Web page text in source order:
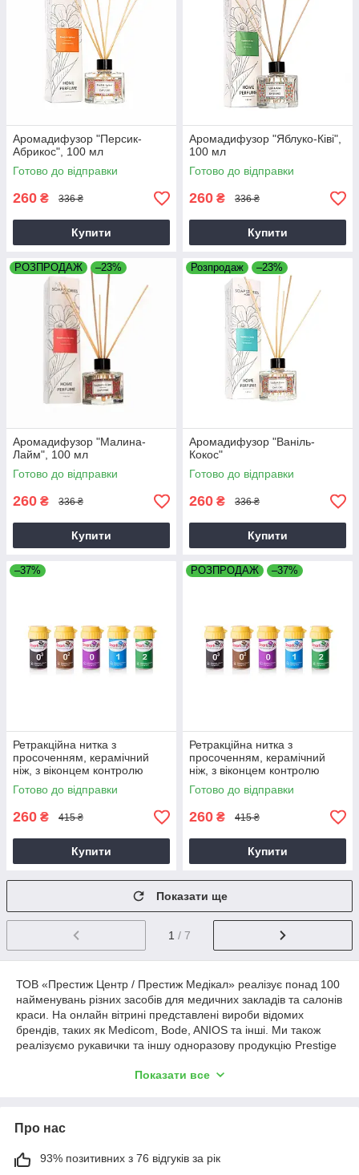
Аромадифузор "Персик-
Абрикос", 100 мл
Готово до відправки
260 ₴ 336 ₴
Купити
Аромадифузор "Яблуко-Ківі",
100 мл
Готово до відправки
260 ₴ 336 ₴
Купити
РОЗПРОДАЖ –23%
Аромадифузор "Малина-
Лайм", 100 мл
Готово до відправки
260 ₴ 336 ₴
Купити
Розпродаж –23%
Аромадифузор "Ваніль-
Кокос"
Готово до відправки
260 ₴ 336 ₴
Купити
–37%
Ретракційна нитка з
просоченням, керамічний
ніж, з віконцем контролю
залишку та лінійкою
Smartcord EASTDENT
Готово до відправки
260 ₴ 415 ₴
Купити
РОЗПРОДАЖ –37%
Ретракційна нитка з
просоченням, керамічний
ніж, з віконцем контролю
залишку та лінійкою
Smartcord EASTDENT
Готово до відправки
260 ₴ 415 ₴
Купити
Показати ще
1 / 7
ТОВ «Престиж Центр / Престиж Медікал» реалізує понад 100
найменувань різних засобів для медичних закладів та салонів
краси. На онлайн вітрині представлені вироби відомих
брендів, таких як Medicom, Bode, ANIOS та інші. Ми також
реалізуємо рукавички та іншу одноразову продукцію Prestige
власних сучасних потужностях виробництва, тому
Реалізуємо різні товари, які дозволяють зробити процес
комфортним та безпечним. Представлена одноразова
Показати все
Про нас
93% позитивних з 76 відгуків за рік